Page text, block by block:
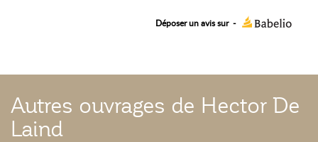
Déposer un avis sur -
Autres ouvrages de Hector De
Laind